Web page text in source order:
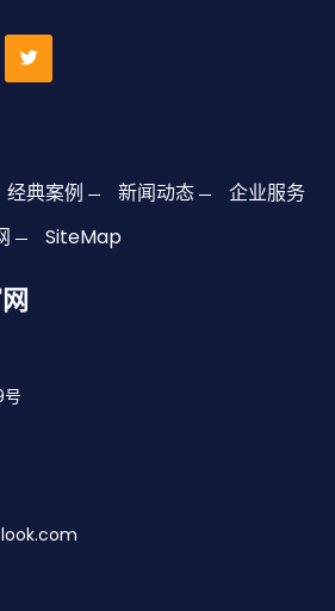
经典案例 新闻动态
企业服务
SiteMap
号